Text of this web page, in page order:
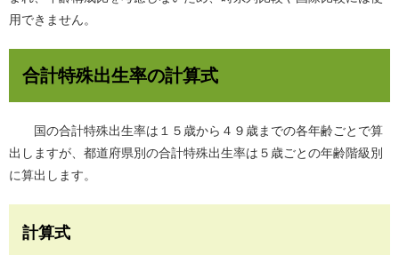
用できません。
合計特殊出生率の計算式
国の合計特殊出生率は１５歳から４９歳までの各年齢ごとで算
出しますが、都道府県別の合計特殊出生率は５歳ごとの年齢階級別
に算出します。
計算式